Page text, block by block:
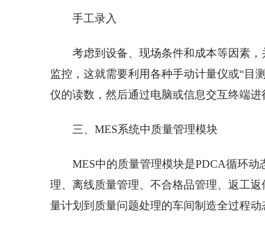
手工录入
考虑到设备、现场条件和成本等因素
监控，这就需要利用各种手动计量仪或“目
仪的读数，然后通过电脑或信息交互终端进
三、MES系统中质量管理模块
MES中的质量管理模块是PDCA循环
理、离线质量管理、不合格品管理、返工
量计划到质量问题处理的车间制造全过程动